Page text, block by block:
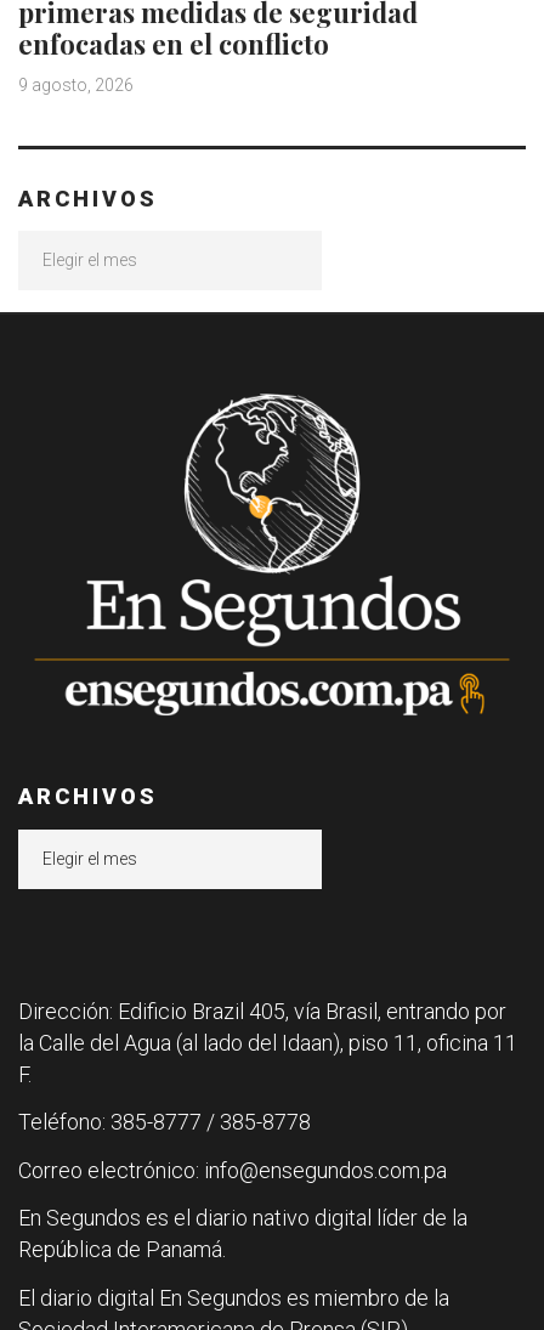
primeras medidas de seguridad
enfocadas en el conflicto
9 agosto, 2026
ARCHIVOS
ARCHIVOS
Dirección: Edificio Brazil 405, vía Brasil, entrando por
la Calle del Agua (al lado del Idaan), piso 11, oficina 11
F.
Teléfono: 385-8777 / 385-8778
Correo electrónico: info@ensegundos.com.pa
En Segundos es el diario nativo digital líder de la
República de Panamá.
El diario digital En Segundos es miembro de la